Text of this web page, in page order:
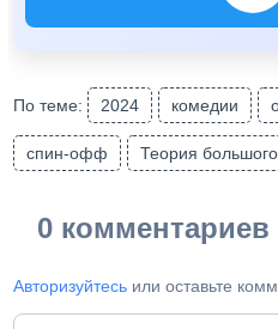
По теме: 2024 комедии
спин-офф Теория
0 комментариев
Авторизуйтесь или оставьте